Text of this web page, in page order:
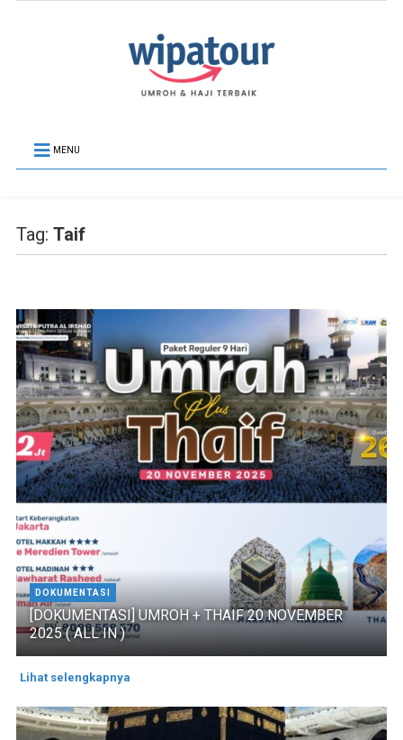
MENU
Tag: Taif
DOKUMENTASI
[DOKUMENTASI] UMROH + THAIF 20 NOVEMBER
2025 ( ALL IN )
Lihat selengkapnya